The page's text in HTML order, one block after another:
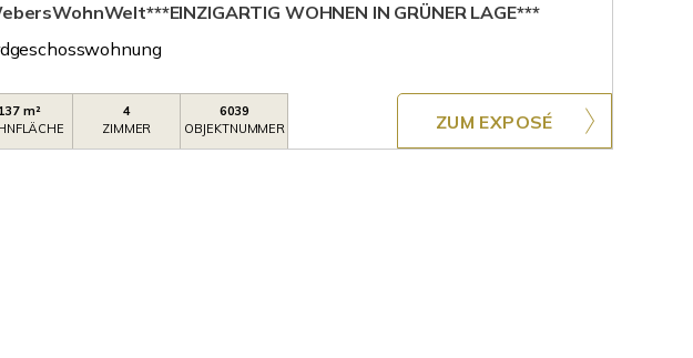
WOHNEN IN GRÜNER LAGE***
137 m²
4
ZIMMER
6039
OBJEKTNUMMER
ZUM EXPOSÉ